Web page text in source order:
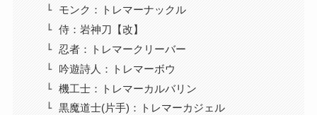
モンク：トレマーナックル
侍：岩神刀【改】
忍者：トレマークリーバー
吟遊詩人：トレマーボウ
機工士：トレマーカルバリン
黒魔道士(片手)：トレマーカジェル